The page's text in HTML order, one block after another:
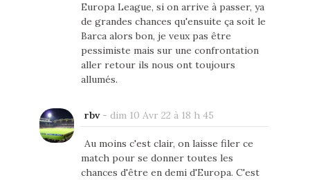
Europa League, si on arrive à passer, ya
de grandes chances qu'ensuite ça soit le
Barca alors bon, je veux pas être
pessimiste mais sur une confrontation
aller retour ils nous ont toujours
allumés.
rbv- dim 10 Avr 22 à 18 h 45
Au moins c'est clair, on laisse filer ce
match pour se donner toutes les
chances d'être en demi d'Europa. C'est